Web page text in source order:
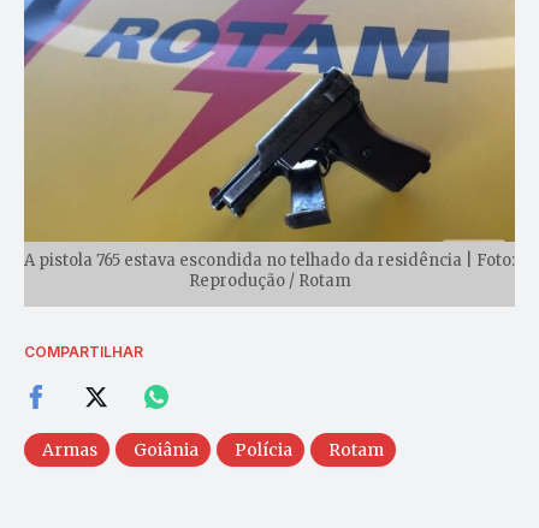
A pistola 765 estava escondida no telhado da residência | Foto:
Reprodução / Rotam
COMPARTILHAR
Armas Goiânia Polícia Rotam